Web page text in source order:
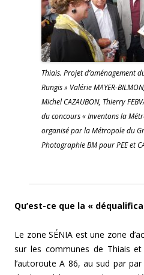
Thiais. Projet d’aménagement
Rungis » Valérie MAYER-
Michel CAZAUBON, Thierry
du concours « Inventons la
organisé par la Métropole du
Photographie BM pour PEE et
Qu’est-ce que la «
Le zone SÉNIA est une zone
sur les communes de Thiais
l’autoroute A 86, au sud par